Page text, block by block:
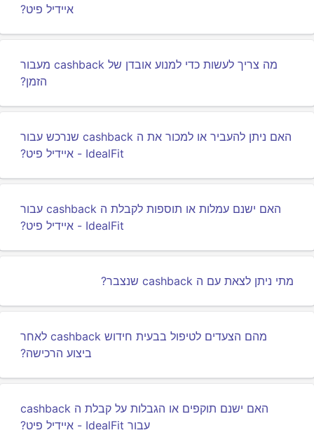
איידיל פיט?
מה צריך לעשות כדי למנוע אובדן של cashback מעבור
הזמן?
האם ניתן להעביר או למכור את ה cashback שנרכש עבור
IdealFit - איידיל פיט?
האם ישנם עמלות או תוספות לקבלת ה cashback עבור
IdealFit - איידיל פיט?
מתי ניתן לצאת עם ה cashback שנצבר?
מהם הצעדים לטיפול בבעית חידוש cashback לאחר
ביצוע הרכישה?
האם ישנם תוקפים או הגבלות על קבלת ה cashback
עבור IdealFit - איידיל פיט?